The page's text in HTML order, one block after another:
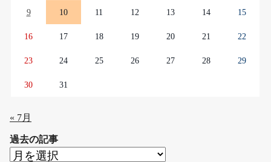
9 10 11 12 13 14 15
16 17 18 19 20 21 22
23 24 25 26 27 28 29
30 31
« 7月
過去の記事
過